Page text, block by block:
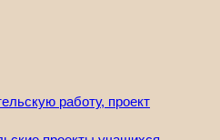
работу, проект